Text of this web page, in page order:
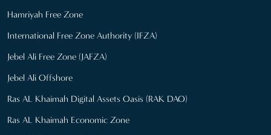
Hamriyah Free Zone
International Free Zone Authority (IFZA)
Jebel Ali Free Zone (JAFZA)
Jebel Ali Offshore
Ras AL Khaimah Digital Assets Oasis (RAK DAO)
Ras AL Khaimah Economic Zone